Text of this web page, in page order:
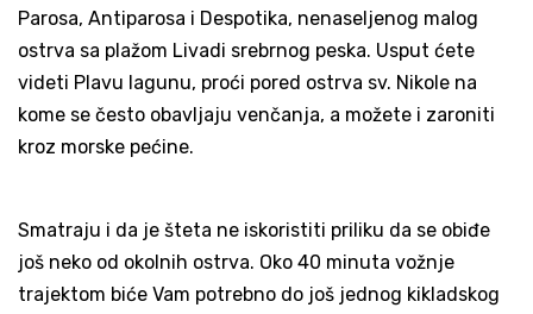
Parosa, Antiparosa i Despotika, nenaseljenog malog
ostrva sa plažom Livadi srebrnog peska. Usput ćete
videti Plavu lagunu, proći pored ostrva sv. Nikole na
kome se često obavljaju venčanja, a možete i zaroniti
kroz morske pećine.
Smatraju i da je šteta ne iskoristiti priliku da se obiđe
još neko od okolnih ostrva. Oko 40 minuta vožnje
trajektom biće Vam potrebno do još jednog kikladskog